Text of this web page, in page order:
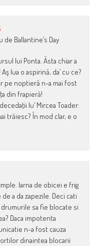
Ballantine’s Day
lui Ponta. Ăsta chiar a
lua o aspirină, da’ cu ce?
pe noptieră n-a mai fost
din frapieră!
lu’ Mircea Toader:
trăiesc? În mod clar, e o
Iarna de obicei e frig
a da zapezile. Deci cati
sa fie blocate si
Daca impotenta
n-a fost cauza
dinaintea blocarii